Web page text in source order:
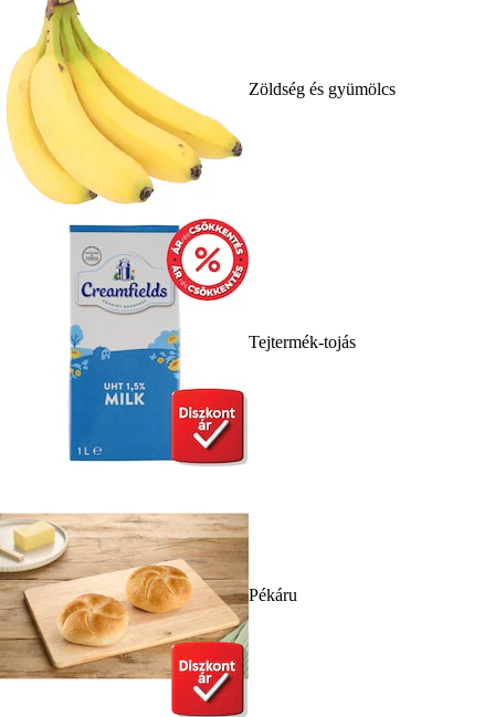
Zöldség és gyümölcs
Tejtermék-tojás
Pékáru